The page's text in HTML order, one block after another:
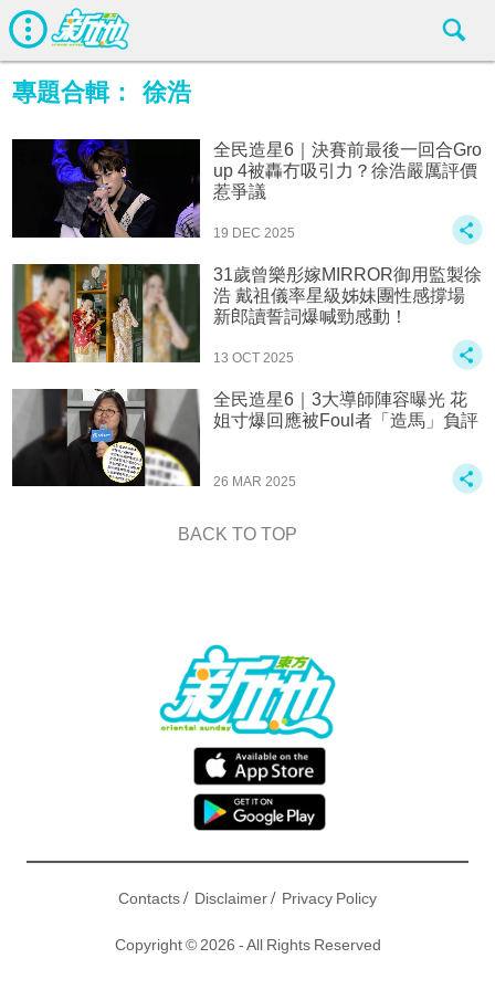
專題合輯： 徐浩
全民造星6｜決賽前最後一回合Gro
up 4被轟冇吸引力？徐浩嚴厲評價
惹爭議
19 DEC 2025
31歲曾樂彤嫁MIRROR御用監製徐
浩 戴祖儀率星級姊妹團性感撐場
新郎讀誓詞爆喊勁感動！
13 OCT 2025
全民造星6｜3大導師陣容曝光 花
姐寸爆回應被Foul者「造馬」負評
26 MAR 2025
BACK TO TOP
Contacts/ Disclaimer/ Privacy Policy
Copyright © 2026 - All Rights Reserved